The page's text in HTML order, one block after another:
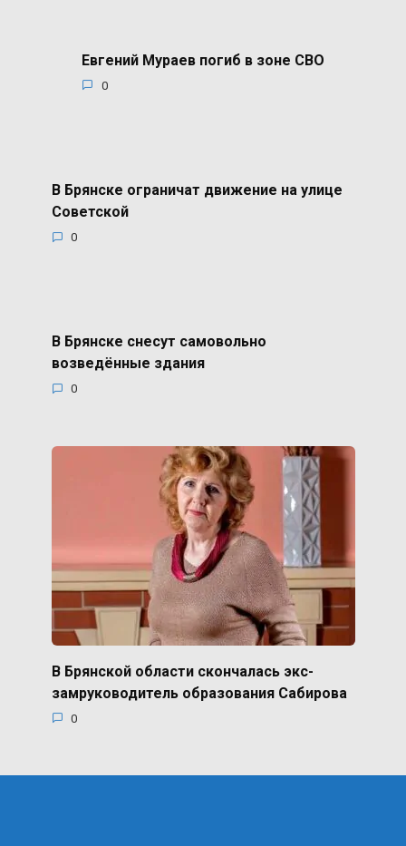
Евгений Мураев погиб в зоне СВО
0
В Брянске ограничат движение на улице
Советской
0
В Брянске снесут самовольно
возведённые здания
0
В Брянской области скончалась экс-
замруководитель образования Сабирова
0